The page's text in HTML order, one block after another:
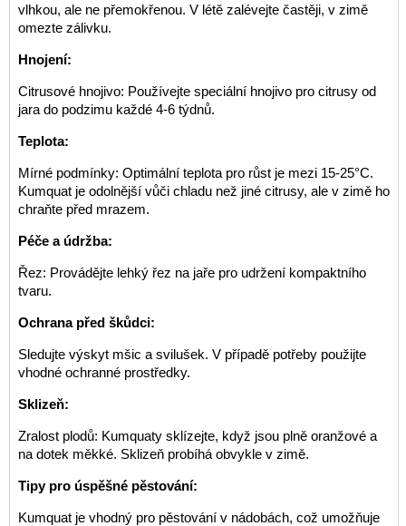
vlhkou, ale ne přemokřenou. V létě zalévejte častěji, v zimě
omezte zálivku.
Hnojení:
Citrusové hnojivo: Používejte speciální hnojivo pro citrusy od
jara do podzimu každé 4-6 týdnů.
Teplota:
Mírné podmínky: Optimální teplota pro růst je mezi 15-25°C.
Kumquat je odolnější vůči chladu než jiné citrusy, ale v zimě ho
chraňte před mrazem.
Péče a údržba:
Řez: Provádějte lehký řez na jaře pro udržení kompaktního
tvaru.
Ochrana před škůdci:
Sledujte výskyt mšic a svilušek. V případě potřeby použijte
vhodné ochranné prostředky.
Sklizeň:
Zralost plodů: Kumquaty sklízejte, když jsou plně oranžové a
na dotek měkké. Sklizeň probíhá obvykle v zimě.
Tipy pro úspěšné pěstování:
Kumquat je vhodný pro pěstování v nádobách, což umožňuje